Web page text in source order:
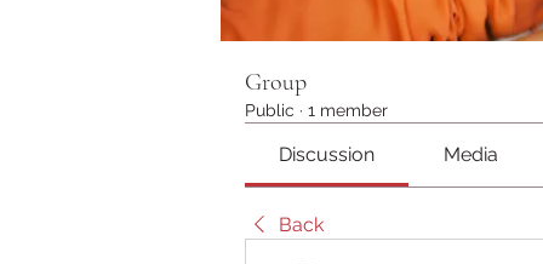
Group
Public · 1 member
Discussion Media
Back